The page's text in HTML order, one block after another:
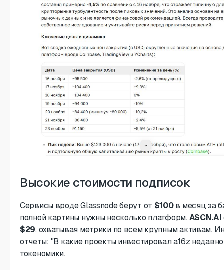
Высокие стоимости подписок
Сервисы вроде Glassnode берут от $100в месяц за
полной картины нужны несколько платформ.ASCN.AI
$29, охватывая метрики по всем крупным активам.
отчеты: "В какие проекты инвестировал a16z
токеномики.